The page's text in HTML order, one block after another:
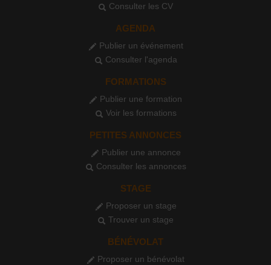
Consulter les CV
AGENDA
Publier un événement
Consulter l'agenda
FORMATIONS
Publier une formation
Voir les formations
PETITES ANNONCES
Publier une annonce
Consulter les annonces
STAGE
Proposer un stage
Trouver un stage
BÉNÉVOLAT
Proposer un bénévolat